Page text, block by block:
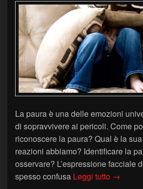
La paura è una delle emozioni
di sopravvivere ai pericoli. Come
riconoscere la paura? Qual è la
reazioni abbiamo? Identificare la
osservare? L’espressione facciale
spesso confusa Leggi tutto →